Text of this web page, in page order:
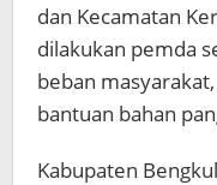
dan Kecamatan
dilakukan pemda
beban
bantuan bahan
Kabupaten